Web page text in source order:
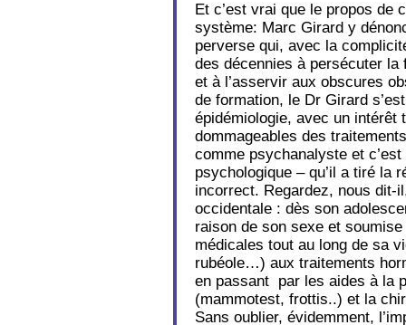
Et c’est vrai que le propos de
système: Marc Girard y
perverse qui, avec la
des décennies à persécuter
et à l’asservir aux obscures
de formation, le Dr Girard
épidémiologie, avec un
dommageables des
comme psychanalyste et
psychologique – qu’il a tiré la
incorrect. Regardez, nous dit-
occidentale : dès son
raison de son sexe et
médicales tout au long de sa
rubéole…) aux traitements
en passant par les aides à la
(mammotest, frottis..) et la
Sans oublier, évidemment,